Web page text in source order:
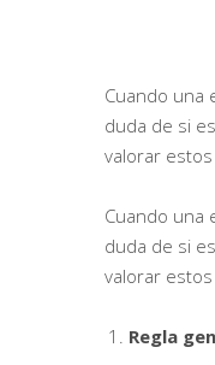
Cuando una
duda de si
valorar
Cuando una
duda de si
valorar
Regla